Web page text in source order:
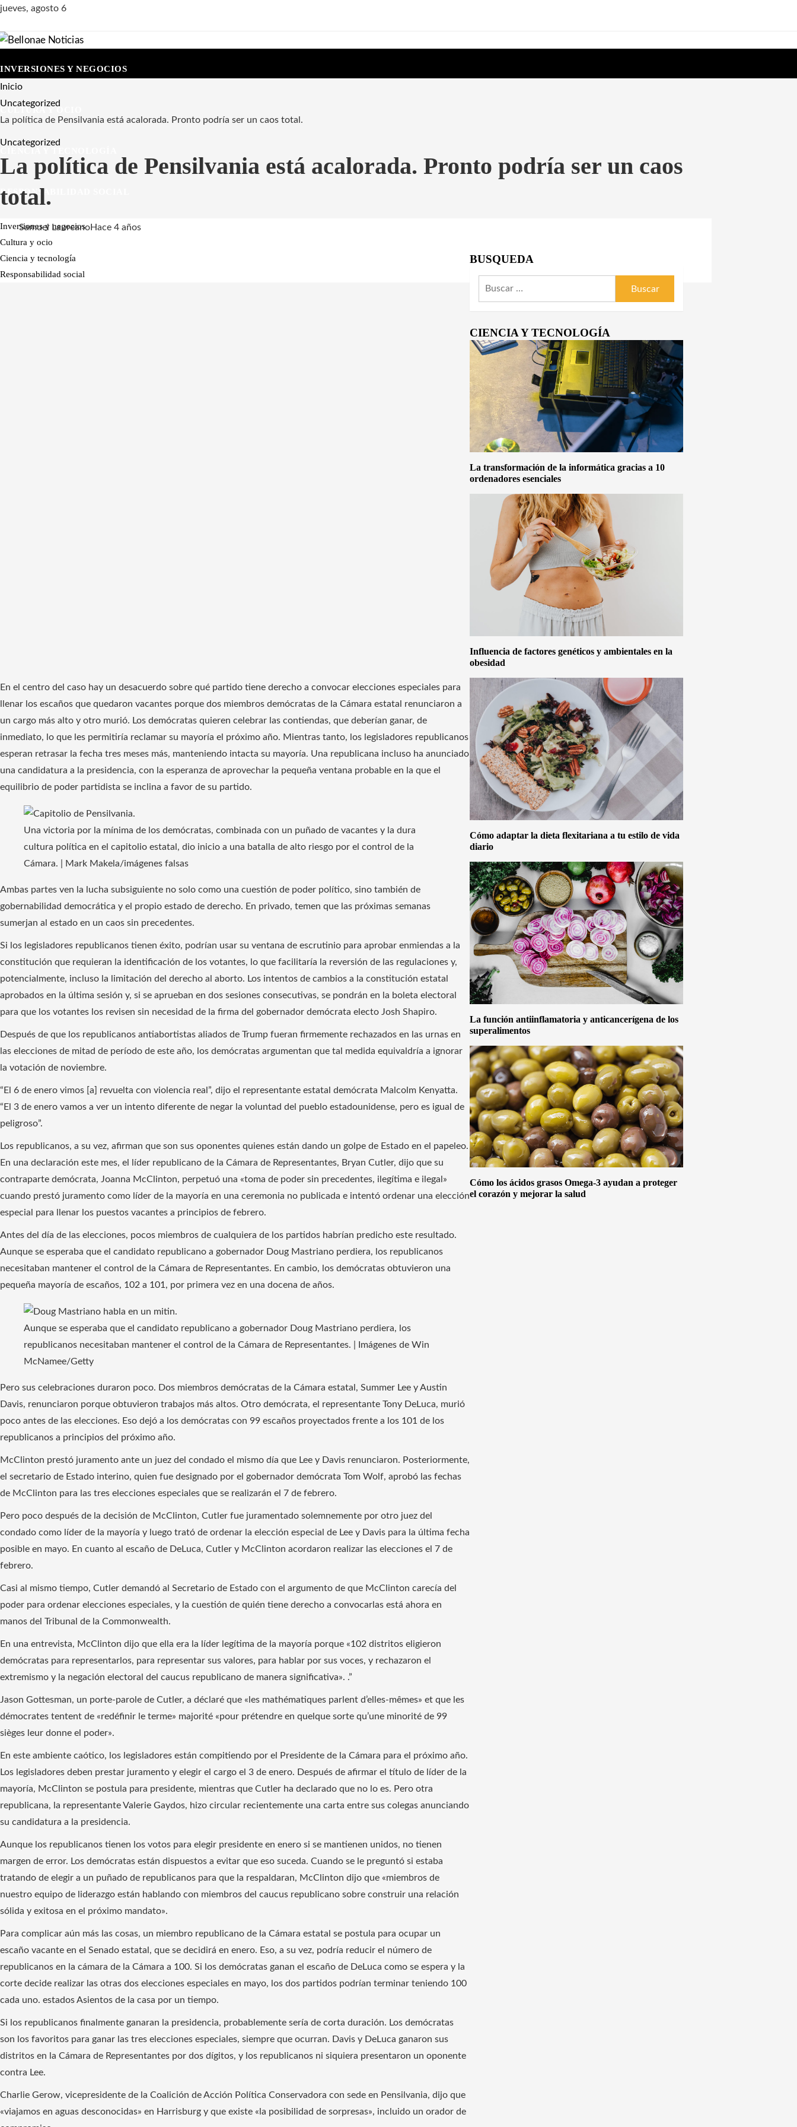
jueves, agosto 6
INVERSIONES Y NEGOCIOS
CULTURA Y OCIO
RESPONSABILIDAD SOCIAL
Inversiones y negocios
Cultura y ocio
Ciencia y tecnología
Responsabilidad social
Inicio
Uncategorized
La política de Pensilvania está acalorada. Pronto podría ser un caos total.
Uncategorized
La política de Pensilvania está acalorada. Pronto podría ser un caos
total.
Samuel LaureanoHace 4 años
En el centro del caso hay un desacuerdo sobre qué partido tiene derecho a convocar elecciones especiales para
llenar los escaños que quedaron vacantes porque dos miembros demócratas de la Cámara estatal renunciaron a
un cargo más alto y otro murió. Los demócratas quieren celebrar las contiendas, que deberían ganar, de
inmediato, lo que les permitiría reclamar su mayoría el próximo año. Mientras tanto, los legisladores republicanos
esperan retrasar la fecha tres meses más, manteniendo intacta su mayoría. Una republicana incluso ha anunciado
una candidatura a la presidencia, con la esperanza de aprovechar la pequeña ventana probable en la que el
equilibrio de poder partidista se inclina a favor de su partido.
Una victoria por la mínima de los demócratas, combinada con un puñado de vacantes y la dura
cultura política en el capitolio estatal, dio inicio a una batalla de alto riesgo por el control de la
Cámara. | Mark Makela/imágenes falsas
Ambas partes ven la lucha subsiguiente no solo como una cuestión de poder político, sino también de
gobernabilidad democrática y el propio estado de derecho. En privado, temen que las próximas semanas
sumerjan al estado en un caos sin precedentes.
Si los legisladores republicanos tienen éxito, podrían usar su ventana de escrutinio para aprobar enmiendas a la
constitución que requieran la identificación de los votantes, lo que facilitaría la reversión de las regulaciones y,
potencialmente, incluso la limitación del derecho al aborto. Los intentos de cambios a la constitución estatal
aprobados en la última sesión y, si se aprueban en dos sesiones consecutivas, se pondrán en la boleta electoral
para que los votantes los revisen sin necesidad de la firma del gobernador demócrata electo Josh Shapiro.
Después de que los republicanos antiabortistas aliados de Trump fueran firmemente rechazados en las urnas en
las elecciones de mitad de período de este año, los demócratas argumentan que tal medida equivaldría a ignorar
la votación de noviembre.
“El 6 de enero vimos [a] revuelta con violencia real”, dijo el representante estatal demócrata Malcolm Kenyatta.
“El 3 de enero vamos a ver un intento diferente de negar la voluntad del pueblo estadounidense, pero es igual de
peligroso”.
Los republicanos, a su vez, afirman que son sus oponentes quienes están dando un golpe de Estado en el papeleo.
En una declaración este mes, el líder republicano de la Cámara de Representantes, Bryan Cutler, dijo que su
contraparte demócrata, Joanna McClinton, perpetuó una «toma de poder sin precedentes, ilegítima e ilegal»
cuando prestó juramento como líder de la mayoría en una ceremonia no publicada e intentó ordenar una elección
especial para llenar los puestos vacantes a principios de febrero.
Antes del día de las elecciones, pocos miembros de cualquiera de los partidos habrían predicho este resultado.
Aunque se esperaba que el candidato republicano a gobernador Doug Mastriano perdiera, los republicanos
necesitaban mantener el control de la Cámara de Representantes. En cambio, los demócratas obtuvieron una
pequeña mayoría de escaños, 102 a 101, por primera vez en una docena de años.
Aunque se esperaba que el candidato republicano a gobernador Doug Mastriano perdiera, los
republicanos necesitaban mantener el control de la Cámara de Representantes. | Imágenes de Win
McNamee/Getty
Pero sus celebraciones duraron poco. Dos miembros demócratas de la Cámara estatal, Summer Lee y Austin
Davis, renunciaron porque obtuvieron trabajos más altos. Otro demócrata, el representante Tony DeLuca, murió
poco antes de las elecciones. Eso dejó a los demócratas con 99 escaños proyectados frente a los 101 de los
republicanos a principios del próximo año.
McClinton prestó juramento ante un juez del condado el mismo día que Lee y Davis renunciaron. Posteriormente,
el secretario de Estado interino, quien fue designado por el gobernador demócrata Tom Wolf, aprobó las fechas
de McClinton para las tres elecciones especiales que se realizarán el 7 de febrero.
Pero poco después de la decisión de McClinton, Cutler fue juramentado solemnemente por otro juez del
condado como líder de la mayoría y luego trató de ordenar la elección especial de Lee y Davis para la última fecha
posible en mayo. En cuanto al escaño de DeLuca, Cutler y McClinton acordaron realizar las elecciones el 7 de
febrero.
Casi al mismo tiempo, Cutler demandó al Secretario de Estado con el argumento de que McClinton carecía del
poder para ordenar elecciones especiales, y la cuestión de quién tiene derecho a convocarlas está ahora en
manos del Tribunal de la Commonwealth.
En una entrevista, McClinton dijo que ella era la líder legítima de la mayoría porque «102 distritos eligieron
demócratas para representarlos, para representar sus valores, para hablar por sus voces, y rechazaron el
extremismo y la negación electoral del caucus republicano de manera significativa». .”
Jason Gottesman, un porte-parole de Cutler, a déclaré que «les mathématiques parlent d’elles-mêmes» et que les
démocrates tentent de «redéfinir le terme» majorité «pour prétendre en quelque sorte qu’une minorité de 99
sièges leur donne el poder».
En este ambiente caótico, los legisladores están compitiendo por el Presidente de la Cámara para el próximo año.
Los legisladores deben prestar juramento y elegir el cargo el 3 de enero. Después de afirmar el título de líder de la
mayoría, McClinton se postula para presidente, mientras que Cutler ha declarado que no lo es. Pero otra
republicana, la representante Valerie Gaydos, hizo circular recientemente una carta entre sus colegas anunciando
su candidatura a la presidencia.
Aunque los republicanos tienen los votos para elegir presidente en enero si se mantienen unidos, no tienen
margen de error. Los demócratas están dispuestos a evitar que eso suceda. Cuando se le preguntó si estaba
tratando de elegir a un puñado de republicanos para que la respaldaran, McClinton dijo que «miembros de
nuestro equipo de liderazgo están hablando con miembros del caucus republicano sobre construir una relación
sólida y exitosa en el próximo mandato».
Para complicar aún más las cosas, un miembro republicano de la Cámara estatal se postula para ocupar un
escaño vacante en el Senado estatal, que se decidirá en enero. Eso, a su vez, podría reducir el número de
republicanos en la cámara de la Cámara a 100. Si los demócratas ganan el escaño de DeLuca como se espera y la
corte decide realizar las otras dos elecciones especiales en mayo, los dos partidos podrían terminar teniendo 100
cada uno. estados Asientos de la casa por un tiempo.
Si los republicanos finalmente ganaran la presidencia, probablemente sería de corta duración. Los demócratas
son los favoritos para ganar las tres elecciones especiales, siempre que ocurran. Davis y DeLuca ganaron sus
distritos en la Cámara de Representantes por dos dígitos, y los republicanos ni siquiera presentaron un oponente
contra Lee.
Charlie Gerow, vicepresidente de la Coalición de Acción Política Conservadora con sede en Pensilvania, dijo que
«viajamos en aguas desconocidas» en Harrisburg y que existe «la posibilidad de sorpresas», incluido un orador de
BUSQUEDA
Buscar:
CIENCIA Y TECNOLOGÍA
La transformación de la informática gracias a 10
ordenadores esenciales
Influencia de factores genéticos y ambientales en la
obesidad
Cómo adaptar la dieta flexitariana a tu estilo de vida
diario
La función antiinflamatoria y anticancerígena de los
superalimentos
Cómo los ácidos grasos Omega-3 ayudan a proteger
el corazón y mejorar la salud